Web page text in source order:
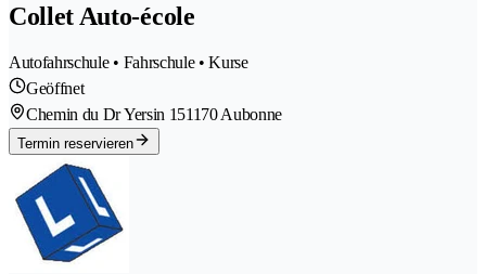
Collet Auto-école
Autofahrschule • Fahrschule • Kurse
Geöffnet
Chemin du Dr Yersin 151170 Aubonne
Termin reservieren